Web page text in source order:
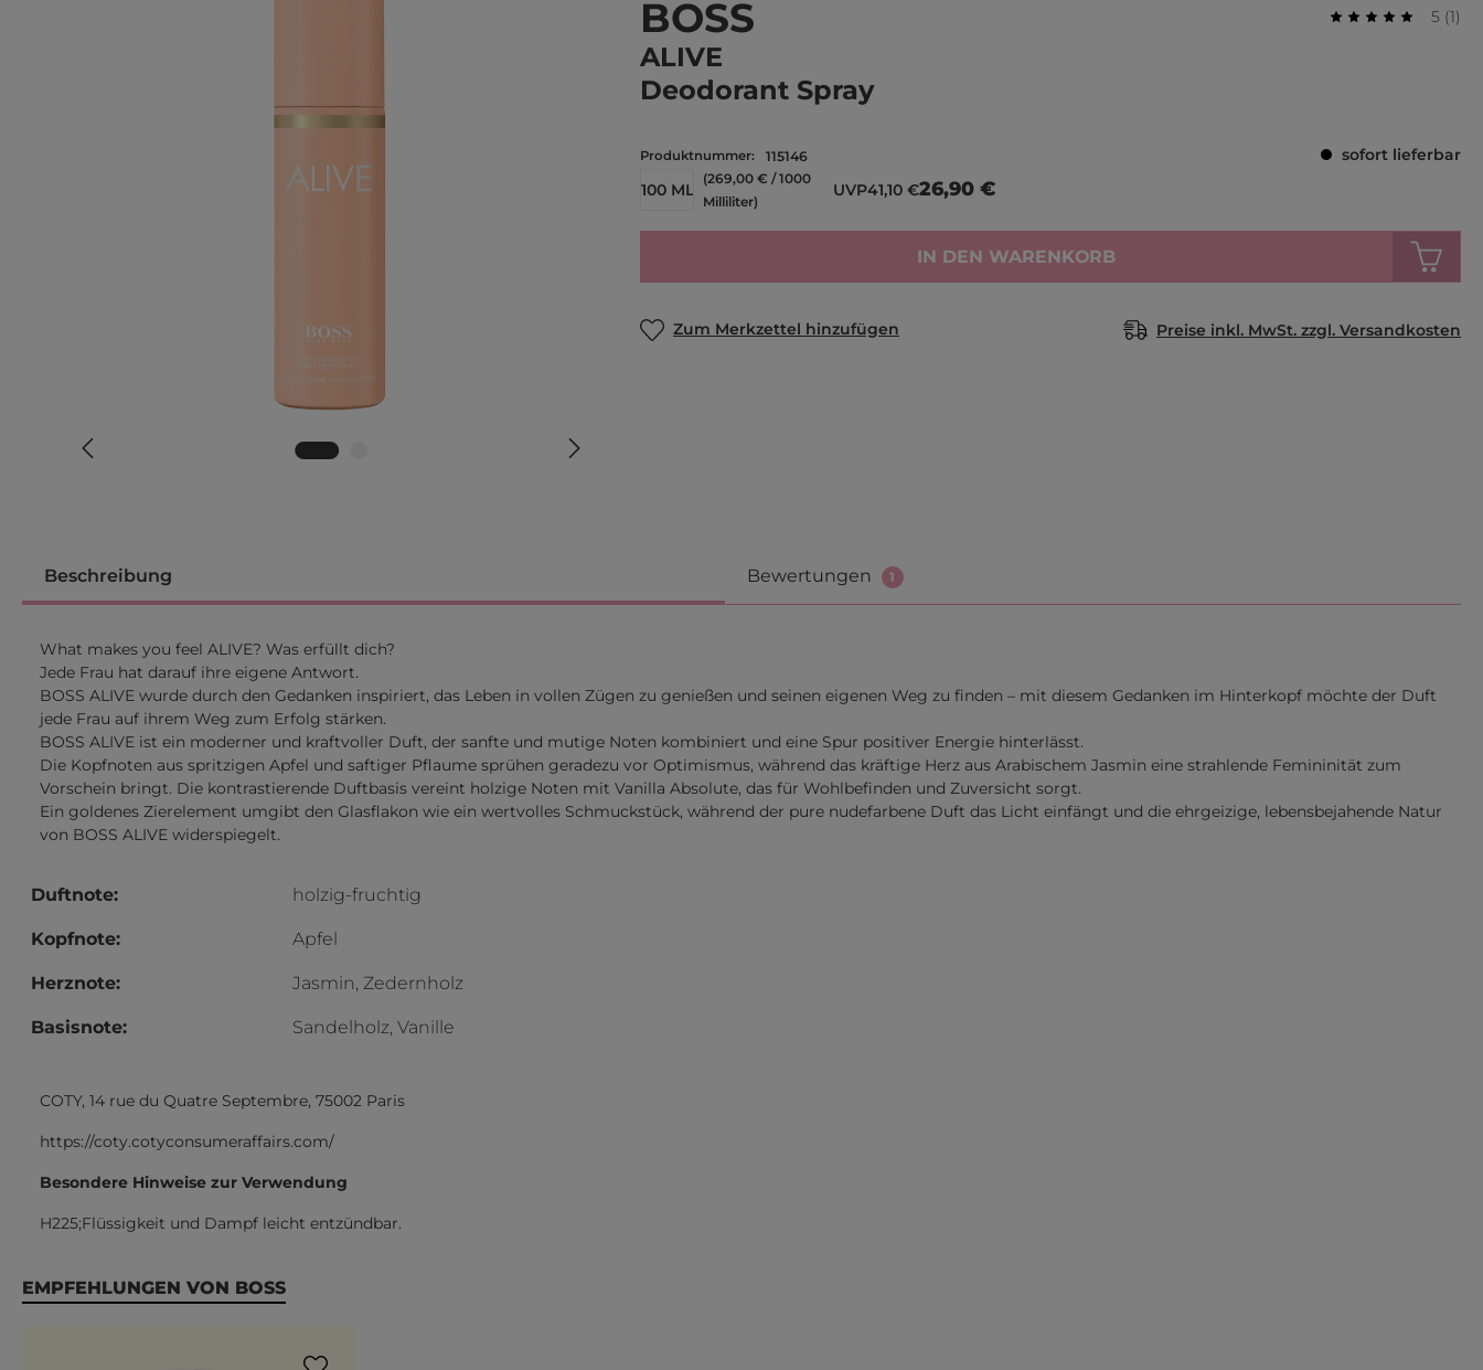
BOSS
ALIVE
Deodorant Spray
5 (1)
Produktnummer: 115146
sofort lieferbar
100 ML
(269,00 € / 1000
Milliliter)
UVP41,10 €26,90 €
IN DEN WARENKORB
Zum Merkzettel hinzufügen Preise inkl. MwSt. zzgl. Versandkosten
Beschreibung Bewertungen 1
What makes you feel ALIVE? Was erfüllt dich?
Jede Frau hat darauf ihre eigene Antwort.
BOSS ALIVE wurde durch den Gedanken inspiriert, das Leben in vollen Zügen zu genießen und seinen eigenen Weg zu finden – mit diesem Gedanken im Hinterkopf möchte der Duft
jede Frau auf ihrem Weg zum Erfolg stärken.
BOSS ALIVE ist ein moderner und kraftvoller Duft, der sanfte und mutige Noten kombiniert und eine Spur positiver Energie hinterlässt.
Die Kopfnoten aus spritzigen Apfel und saftiger Pflaume sprühen geradezu vor Optimismus, während das kräftige Herz aus Arabischem Jasmin eine strahlende Femininität zum
Vorschein bringt. Die kontrastierende Duftbasis vereint holzige Noten mit Vanilla Absolute, das für Wohlbefinden und Zuversicht sorgt.
Ein goldenes Zierelement umgibt den Glasflakon wie ein wertvolles Schmuckstück, während der pure nudefarbene Duft das Licht einfängt und die ehrgeizige, lebensbejahende Natur
von BOSS ALIVE widerspiegelt.
Duftnote: holzig-fruchtig
Kopfnote: Apfel
Herznote: Jasmin, Zedernholz
Basisnote: Sandelholz, Vanille
COTY, 14 rue du Quatre Septembre, 75002 Paris
https://coty.cotyconsumeraffairs.com/
Besondere Hinweise zur Verwendung
H225;Flüssigkeit und Dampf leicht entzündbar.
Produktgalerie überspringen
EMPFEHLUNGEN VON BOSS